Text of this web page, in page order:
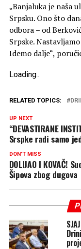
„Banjaluka je naša
Srpsku. Ono što
odbora – od
Srpske.
Idemo dalje“,
Loading...
RELATED TOPICS:
UP NEXT
“DEVASTIRANE
Srspke radi samo
DON'T MISS
DOLIJAO I KOVAČ!
Šipova zbog dugova